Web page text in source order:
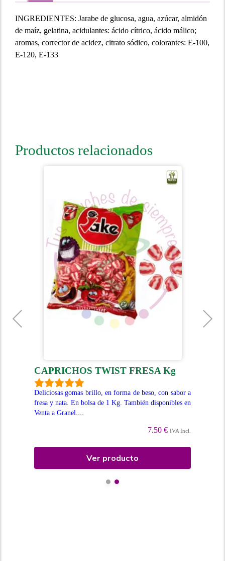
INGREDIENTES: Jarabe de glucosa, agua, azúcar, almidón
de maíz, gelatina, acidulantes: ácido cítrico, ácido málico;
aromas, corrector de acidez, citrato sódico, colorantes: E-100,
E-120, E-133
Productos relacionados
CAPRICHOS TWIST FRESA Kg
Deliciosas gomas brillo, en forma de beso, con sabor a
fresa y nata. En bolsa de 1 Kg. También disponibles en
Venta a Granel....
7.50 € IVA Incl.
Ver producto